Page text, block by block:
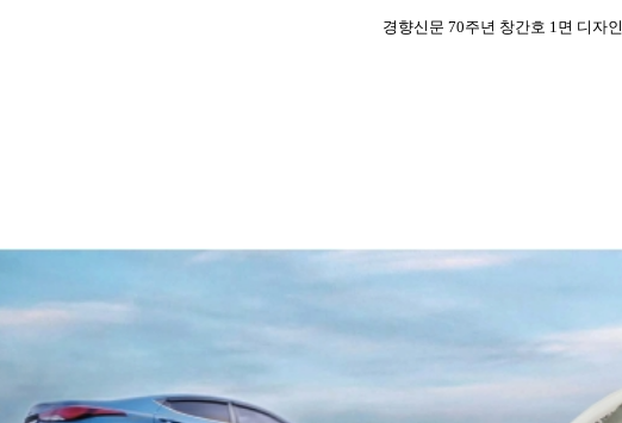
경향신문 70주년 창간호 1면 디자인